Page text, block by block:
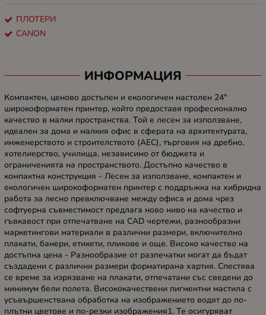
ПЛОТЕРИ
CANON
ИНФОРМАЦИЯ
Компактен, ценово достъпен и екологичен настолен 24"
широкоформатен принтер, който предоставя професионално
качество в малки пространства. Той е лесен за използване,
идеален за дома и малкия офис в сферата на архитектурата,
инженерството и строителството (AEC), търговия на дребно,
хотелиерство, училища, независимо от бюджета и
ограниченията на пространството. Достъпно качество в
компактна конструкция - Лесен за използване, компактен и
екологичен широкоформатен принтер с поддръжка на хибридна
работа за лесно превключване между офиса и дома чрез
софтуерна съвместимост предлага ново ниво на качество и
гъвкавост при отпечатване на CAD чертежи, разнообразни
маркетингови материали в различни размери, включително
плакати, банери, етикети, пликове и още. Високо качество на
достъпна цена - Разнообразие от разпечатки могат да бъдат
създадени с различни размери форматирана хартия. Спестява
се време за изрязване на плакати, отпечатани със сведени до
минимум бели полета. Висококачествени пигментни мастила с
усъвършенствана обработка на изображението водят до по-
плътни цветове и по-резки изображения1. Те осигуряват